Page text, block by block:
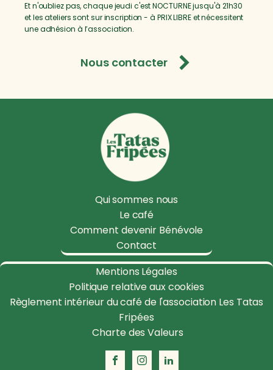
Et n'oubliez pas, chaque jeudi c'est NOCTURNE jusqu'à 21h30
et les ateliers sont sur inscription - à PRIX LIBRE et nécessitent
une adhésion à l’association.
Nous contacter
Qui sommes nous
Le café
Comment devenir Bénévole
Contact
Mentions Légales
Politique relative aux cookies
Règlement intérieur du café de l'association Les Tatas
Fripées
Charte des Valeurs